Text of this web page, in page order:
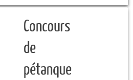
Concours
de
pétanque